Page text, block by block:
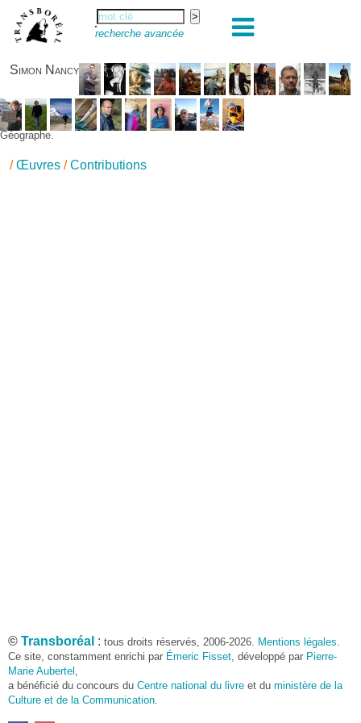
recherche avancée
Simon Nancy
Géographe.
/Œuvres /Contributions
© Transboréal : tous droits réservés, 2006-2026. Mentions légales.
Ce site, constamment enrichi par Émeric Fisset, développé par Pierre-
Marie Aubertel ,
a bénéficié du concours du Centre national du livre et du ministère de la
Culture et de la Communication.